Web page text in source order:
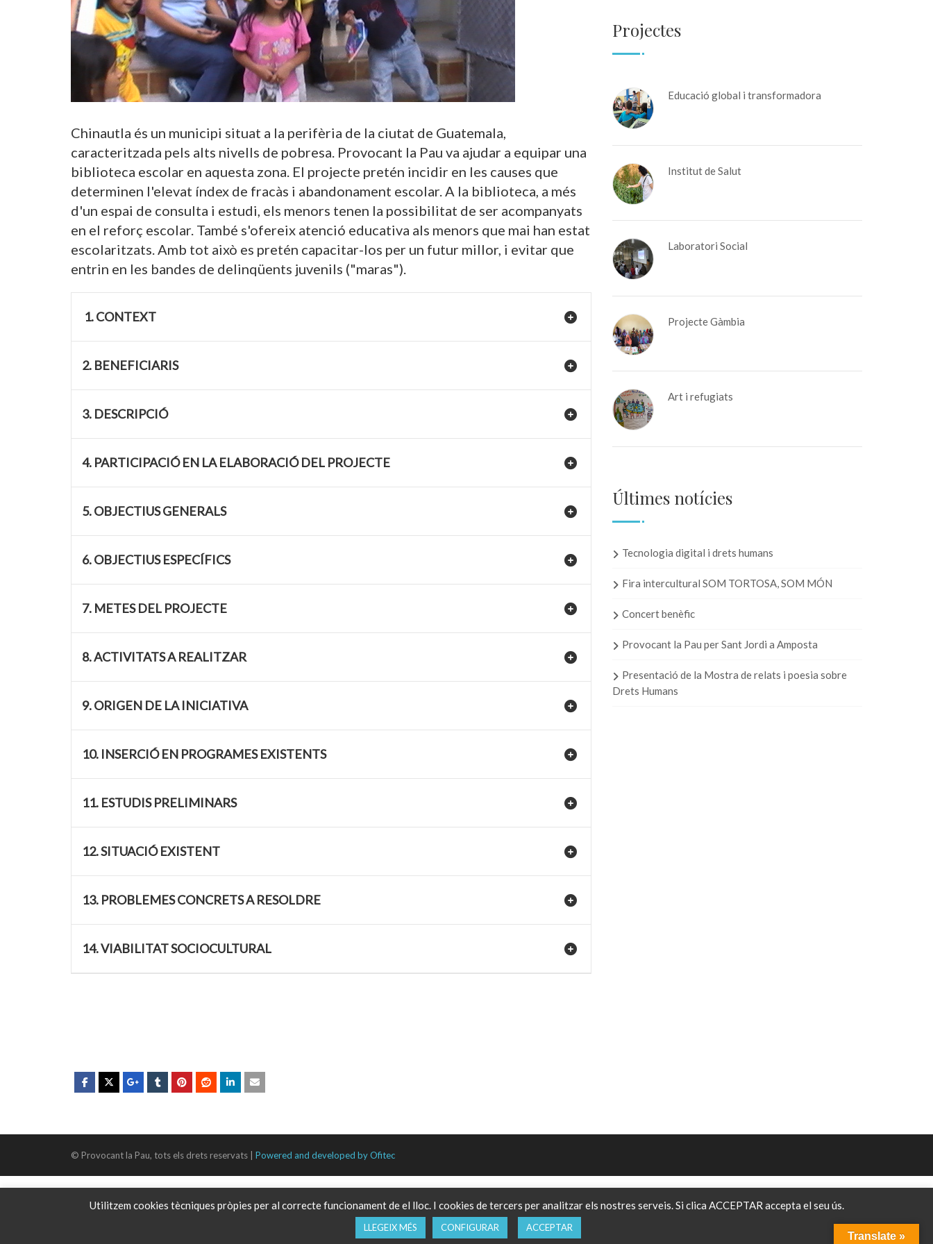
Chinautla és un municipi situat a la perifèria de la ciutat de Guatemala,
caracteritzada pels alts nivells de pobresa. Provocant la Pau va ajudar a equipar una
biblioteca escolar en aquesta zona. El projecte pretén incidir en les causes que
determinen l'elevat índex de fracàs i abandonament escolar. A la biblioteca, a més
d'un espai de consulta i estudi, els menors tenen la possibilitat de ser acompanyats
en el reforç escolar. També s'ofereix atenció educativa als menors que mai han estat
escolaritzats. Amb tot això es pretén capacitar-los per un futur millor, i evitar que
entrin en les bandes de delinqüents juvenils ("maras").
1. CONTEXT
2. BENEFICIARIS
3. DESCRIPCIÓ
4. PARTICIPACIÓ EN LA ELABORACIÓ DEL PROJECTE
5. OBJECTIUS GENERALS
6. OBJECTIUS ESPECÍFICS
7. METES DEL PROJECTE
8. ACTIVITATS A REALITZAR
9. ORIGEN DE LA INICIATIVA
10. INSERCIÓ EN PROGRAMES EXISTENTS
11. ESTUDIS PRELIMINARS
12. SITUACIÓ EXISTENT
13. PROBLEMES CONCRETS A RESOLDRE
14. VIABILITAT SOCIOCULTURAL
Projectes
Educació global i transformadora
Institut de Salut
Laboratori Social
Projecte Gàmbia
Art i refugiats
Últimes notícies
Tecnologia digital i drets humans
Fira intercultural SOM TORTOSA, SOM MÓN
Concert benèfic
Provocant la Pau per Sant Jordi a Amposta
Presentació de la Mostra de relats i poesia sobre
Drets Humans
© Provocant la Pau, tots els drets reservats | Powered and developed by Ofitec
Utilitzem cookies tècniques pròpies per al correcte funcionament de el lloc. I cookies de tercers per analitzar els nostres serveis. Si clica ACCEPTAR accepta el seu ús.
LLEGEIX MÉS CONFIGURAR ACCEPTAR
Translate »